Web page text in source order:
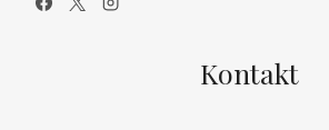
Kontakt